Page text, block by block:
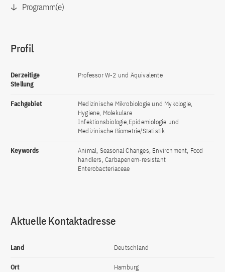
Programm(e)
Profil
Derzeitige
Stellung
Professor W-2 und Äquivalente
Fachgebiet
Medizinische Mikrobiologie und Mykologie,
Hygiene, Molekulare
Infektionsbiologie,Epidemiologie und
Medizinische Biometrie/Statistik
Keywords
Animal, Seasonal Changes, Environment, Food
handlers, Carbapenem-resistant
Enterobacteriaceae
Aktuelle Kontaktadresse
Land Deutschland
Ort Hamburg